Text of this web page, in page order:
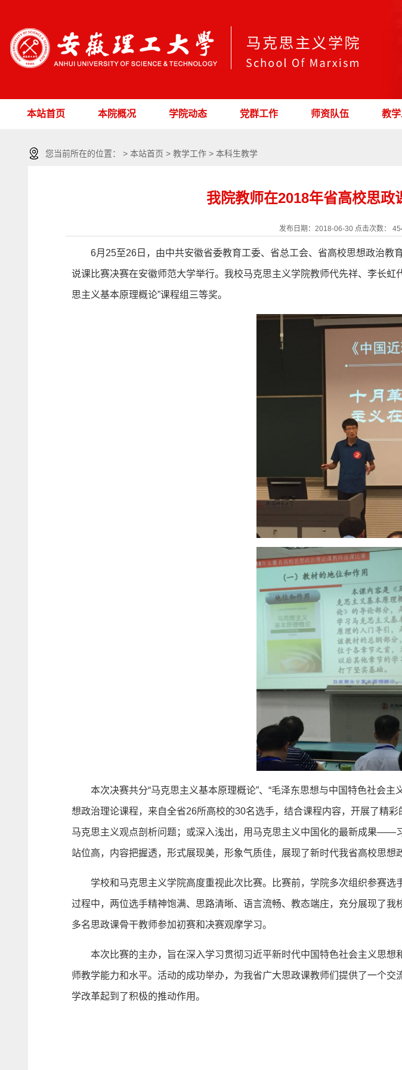
本站首页 本院概况 学院动态 党群工作 师资队伍 教
您当前所在的位置： > 本站首页 > 教学工作 > 本科生教学
我院教师在2018年省高校思
发布日期：2018-06-30 点击次数：
6月25至26日，由中共安徽省委教育工委、省总工会、省高校思想政治教
说课比赛决赛在安徽师范大学举行。我校马克思主义学院教师代先祥、李长虹
思主义基本原理概论”课程组三等奖。
本次决赛共分“马克思主义基本原理概论”、“毛泽东思想与中国特色社会主
想政治理论课程，来自全省26所高校的30名选手，结合课程内容，开展了精
马克思主义观点剖析问题；或深入浅出，用马克思主义中国化的最新成果——
站位高，内容把握透，形式展现美，形象气质佳，展现了新时代我省高校思想
学校和马克思主义学院高度重视此次比赛。比赛前，学院多次组织参赛
过程中，两位选手精神饱满、思路清晰、语言流畅、教态端庄，充分展现了
多名思政课骨干教师参加初赛和决赛观摩学习。
本次比赛的主办，旨在深入学习贯彻习近平新时代中国特色社会主义思
师教学能力和水平。活动的成功举办，为我省广大思政课教师们提供了一个
学改革起到了积极的推动作用。